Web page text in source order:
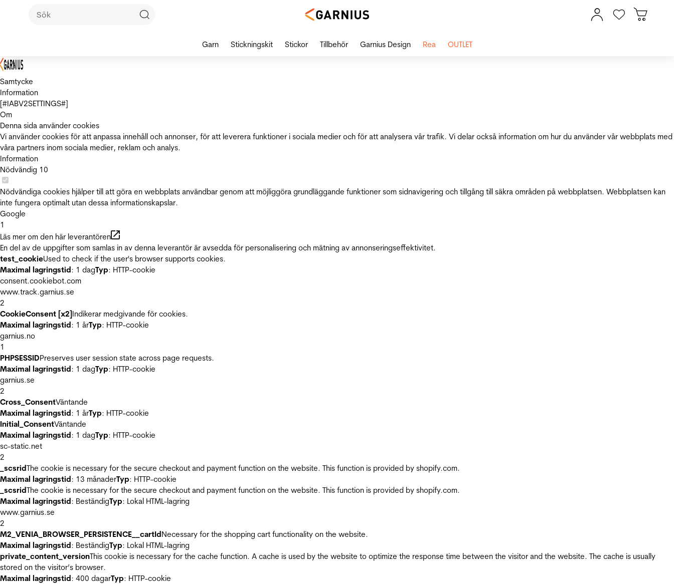
Samtycke
Information
[#IABV2SETTINGS#]
Om
Denna sida använder cookies
Vi använder cookies för att anpassa innehåll och annonser, för att leverera funktioner i sociala medier och för att analysera vår trafik. Vi delar också information om hur du använder vår webbplats med
våra partners inom sociala medier, reklam och analys.
Information
Nödvändig 10
Nödvändiga cookies hjälper till att göra en webbplats användbar genom att möjliggöra grundläggande funktioner som sidnavigering och tillgång till säkra områden på webbplatsen. Webbplatsen kan
inte fungera optimalt utan dessa informationskapslar.
Google
1
Läs mer om den här leverantören
En del av de uppgifter som samlas in av denna leverantör är avsedda för personalisering och mätning av annonseringseffektivitet.
test_cookieUsed to check if the user's browser supports cookies.
Maximal lagringstid: 1 dagTyp: HTTP-cookie
consent.cookiebot.com
www.track.garnius.se
2
CookieConsent [x2]Indikerar medgivande för cookies.
Maximal lagringstid: 1 årTyp: HTTP-cookie
garnius.no
1
PHPSESSIDPreserves user session state across page requests.
Maximal lagringstid: 1 dagTyp: HTTP-cookie
garnius.se
2
Cross_ConsentVäntande
Maximal lagringstid: 1 årTyp: HTTP-cookie
Initial_ConsentVäntande
Maximal lagringstid: 1 dagTyp: HTTP-cookie
sc-static.net
2
_scsridThe cookie is necessary for the secure checkout and payment function on the website. This function is provided by shopify.com.
Maximal lagringstid: 13 månaderTyp: HTTP-cookie
_scsridThe cookie is necessary for the secure checkout and payment function on the website. This function is provided by shopify.com.
Maximal lagringstid: BeständigTyp: Lokal HTML-lagring
www.garnius.se
2
M2_VENIA_BROWSER_PERSISTENCE__cartIdNecessary for the shopping cart functionality on the website.
Maximal lagringstid: BeständigTyp: Lokal HTML-lagring
private_content_versionThis cookie is necessary for the cache function. A cache is used by the website to optimize the response time between the visitor and the website. The cache is usually
stored on the visitor’s browser.
Maximal lagringstid: 400 dagarTyp: HTTP-cookie
Garn Stickningskit Stickor Tillbehör Garnius Design Rea OUTLET